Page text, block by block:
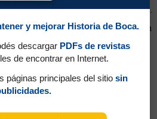
Chacarita. Se destacó por su potencia
pasó a Atlanta, regresando en 1941
y mejorar Historia de Boca.
descargar PDFs de revistas
de encontrar en Internet.
páginas principales del sitio sin